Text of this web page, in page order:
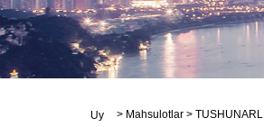
Uy > Mahsulotlar > TUSHUNARLI